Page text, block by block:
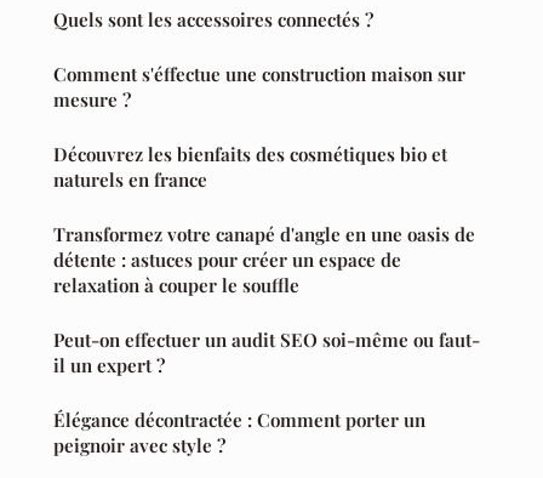
Quels sont les accessoires connectés ?
Comment s'éffectue une construction maison sur
mesure ?
Découvrez les bienfaits des cosmétiques bio et
naturels en france
Transformez votre canapé d'angle en une oasis de
détente : astuces pour créer un espace de
relaxation à couper le souffle
Peut-on effectuer un audit SEO soi-même ou faut-
il un expert ?
Élégance décontractée : Comment porter un
peignoir avec style ?